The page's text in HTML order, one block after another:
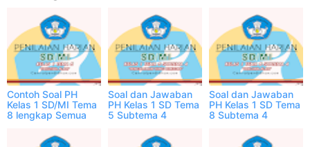
Contoh Soal PH
Kelas 1 SD/MI Tema
8 lengkap Semua
Soal dan Jawaban
PH Kelas 1 SD Tema
5 Subtema 4
Soal dan Jawaban
PH Kelas 1 SD Tema
8 Subtema 4